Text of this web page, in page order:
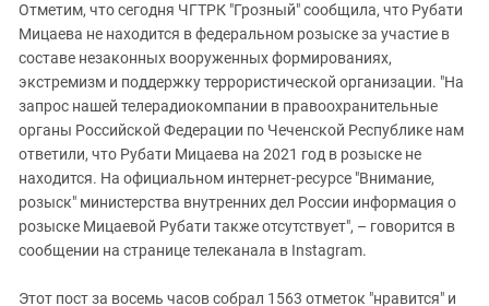
Отметим, что сегодня ЧГТРК "Грозный" сообщила, что Рубати
Мицаева не находится в федеральном розыске за участие в
составе незаконных вооруженных формированиях,
экстремизм и поддержку террористической организации. "На
запрос нашей телерадиокомпании в правоохранительные
органы Российской Федерации по Чеченской Республике нам
ответили, что Рубати Мицаева на 2021 год в розыске не
находится. На официальном интернет-ресурсе "Внимание,
розыск" министерства внутренних дел России информация о
розыске Мицаевой Рубати также отсутствует", – говорится в
сообщении на странице телеканала в Instagram.
Этот пост за восемь часов собрал 1563 отметок "нравится" и